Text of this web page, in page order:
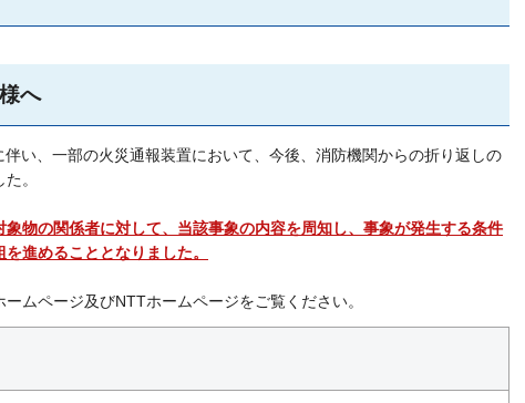
へ
い、一部の火災通報装置において、今後、消防機関からの折り返しの
。
物の関係者に対して、当該事象の内容を周知し、事象が発生する条件
進めることとなりました。
ムページ及びNTTホームページをご覧ください。